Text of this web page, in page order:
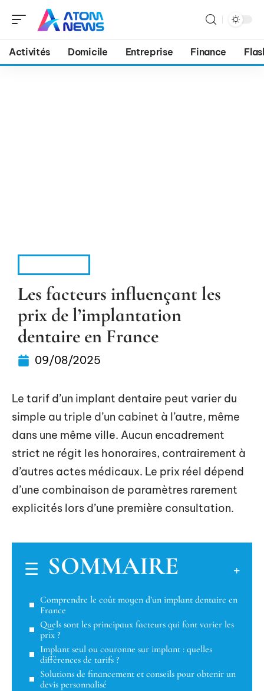
Activités Domicile Entreprise Finance
Les facteurs influençant les
prix de l’implantation
dentaire en France
09/08/2025
Le tarif d’un implant dentaire peut varier du
simple au triple d’un cabinet à l’autre, même
dans une même ville. Aucun encadrement
strict ne régit les honoraires, contrairement à
d’autres actes médicaux. Le prix réel dépend
d’une combinaison de paramètres rarement
explicités lors d’une première consultation.
SOMMAIRE
Comprendre le coût moyen d’un implant dentaire en
France
Quels sont les principaux facteurs qui font varier les
prix ?
Implant seul ou couronne sur implant : quelles
différences de tarifs ?
Solutions de financement et conseils pour obtenir un
devis personnalisé